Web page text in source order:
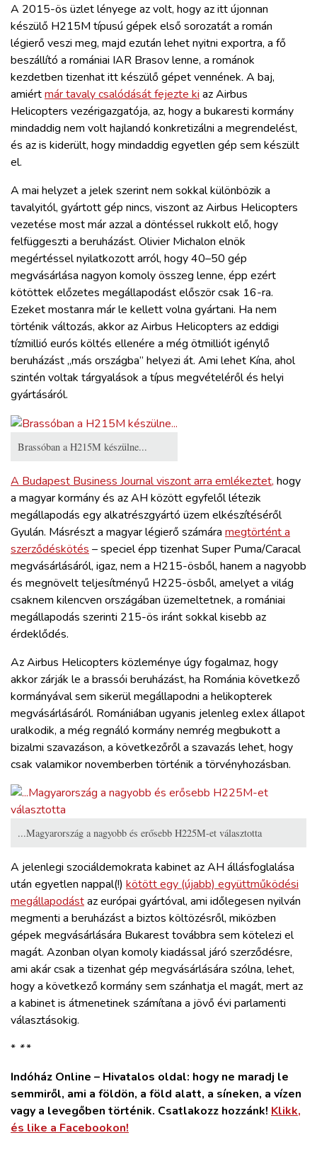
A 2015-ös üzlet lényege az volt, hogy az itt újonnan
készülő H215M típusú gépek első sorozatát a román
légierő veszi meg, majd ezután lehet nyitni exportra, a fő
beszállító a romániai IAR Brasov lenne, a románok
kezdetben tizenhat itt készülő gépet vennének. A baj,
amiértmár tavaly csalódását fejezte ki az Airbus
Helicopters vezérigazgatója, az, hogy a bukaresti kormány
mindaddig nem volt hajlandó konkretizálni a megrendelést,
és az is kiderült, hogy mindaddig egyetlen gép sem készült
el.
A mai helyzet a jelek szerint nem sokkal különbözik a
tavalyitól, gyártott gép nincs, viszont az Airbus Helicopters
vezetése most már azzal a döntéssel rukkolt elő, hogy
felfüggeszti a beruházást. Olivier Michalon elnök
megértéssel nyilatkozott arról, hogy 40–50 gép
megvásárlása nagyon komoly összeg lenne, épp ezért
kötöttek előzetes megállapodást először csak 16-ra.
Ezeket mostanra már le kellett volna gyártani. Ha nem
történik változás, akkor az Airbus Helicopters az eddigi
tízmillió eurós költés ellenére a még ötmilliót igénylő
beruházást „más országba” helyezi át. Ami lehet Kína, ahol
szintén voltak tárgyalások a típus megvételéről és helyi
gyártásáról.
Brassóban a H215M készülne...
A Budapest Business Journal viszont arra emlékeztet, hogy
a magyar kormány és az AH között egyfelől létezik
megállapodás egy alkatrészgyártó üzem elkészítéséről
Gyulán. Másrészt a magyar légierő számára megtörtént a
szerződéskötés – speciel épp tizenhat Super Puma/Caracal
megvásárlásáról, igaz, nem a H215-ösből, hanem a nagyobb
és megnövelt teljesítményű H225-ösből, amelyet a világ
csaknem kilencven országában üzemeltetnek, a romániai
megállapodás szerinti 215-ös iránt sokkal kisebb az
érdeklődés.
Az Airbus Helicopters közleménye úgy fogalmaz, hogy
akkor zárják le a brassói beruházást, ha Románia következő
kormányával sem sikerül megállapodni a helikopterek
megvásárlásáról. Romániában ugyanis jelenleg exlex állapot
uralkodik, a még regnáló kormány nemrég megbukott a
bizalmi szavazáson, a következőről a szavazás lehet, hogy
csak valamikor novemberben történik a törvényhozásban.
...Magyarország a nagyobb és erősebb H225M-et választotta
A jelenlegi szociáldemokrata kabinet az AH állásfoglalása
után egyetlen nappal(!) kötött egy (újabb) együttműködési
megállapodástaz európai gyártóval, ami időlegesen nyilván
megmenti a beruházást a biztos költözésről, miközben
gépek megvásárlására Bukarest továbbra sem kötelezi el
magát. Azonban olyan komoly kiadással járó szerződésre,
ami akár csak a tizenhat gép megvásárlására szólna, lehet,
hogy a következő kormány sem szánhatja el magát, mert az
a kabinet is átmenetinek számítana a jövő évi parlamenti
választásokig.
* **
Indóház Online – Hivatalos oldal: hogy ne maradj le
semmiről, ami a földön, a föld alatt, a síneken, a vízen
vagy a levegőben történik. Csatlakozz hozzánk! Klikk,
és like a Facebookon!